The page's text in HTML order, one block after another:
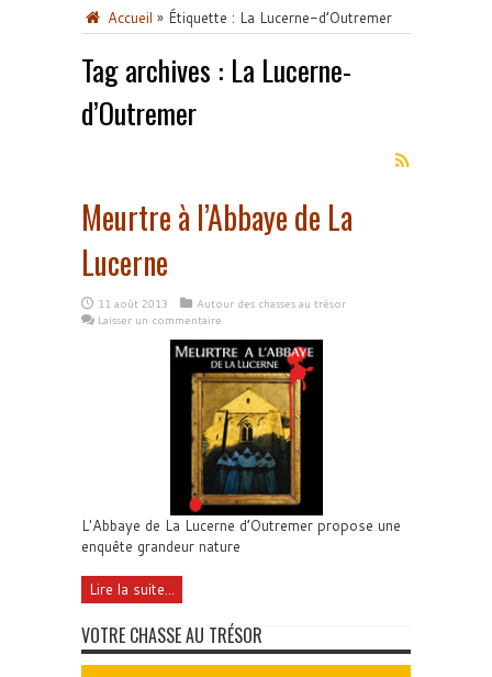
Accueil » Étiquette : La Lucerne-d’Outremer
Tag archives : La Lucerne-
d’Outremer
Meurtre à l’Abbaye de La
Lucerne
11 août 2013
Autour des chasses au trésor
Laisser un commentaire
L'Abbaye de La Lucerne d’Outremer propose une
enquête grandeur nature
Lire la suite...
VOTRE CHASSE AU TRÉSOR